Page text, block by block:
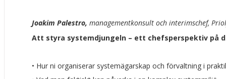
Joakim Palestro, managementkonsult och interimschef,
Att styra systemdjungeln – ett chefsperspektiv på
• Hur ni organiserar systemägarskap och förvaltning i